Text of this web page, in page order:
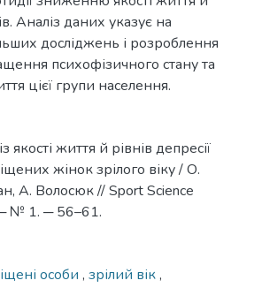
Аналіз даних указує на
досліджень і розроблення
психофізичного стану та
цієї групи населення.
життя й рівнів депресії
жінок зрілого віку / О.
А. Волосюк // Sport Science
№ 1. ─ 56–61.
особи , зрілий вік,